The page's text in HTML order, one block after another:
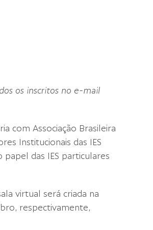
os inscritos no e-mail
com Associação Brasileira
Institucionais das IES
papel das IES particulares
virtual será criada na
respectivamente,